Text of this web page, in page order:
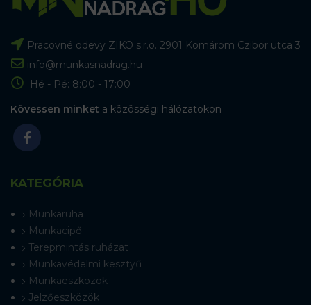
Pracovné odevy ZIKO s.r.o. 2901 Komárom Czibor utca 3
info@munkasnadrag.hu
Hé - Pé: 8:00 - 17:00
Kövessen minket a közösségi hálózatokon
KATEGÓRIA
Munkaruha
Munkacipő
Terepmintás ruházat
Munkavédelmi kesztyű
Munkaeszközök
Jelzőeszközök